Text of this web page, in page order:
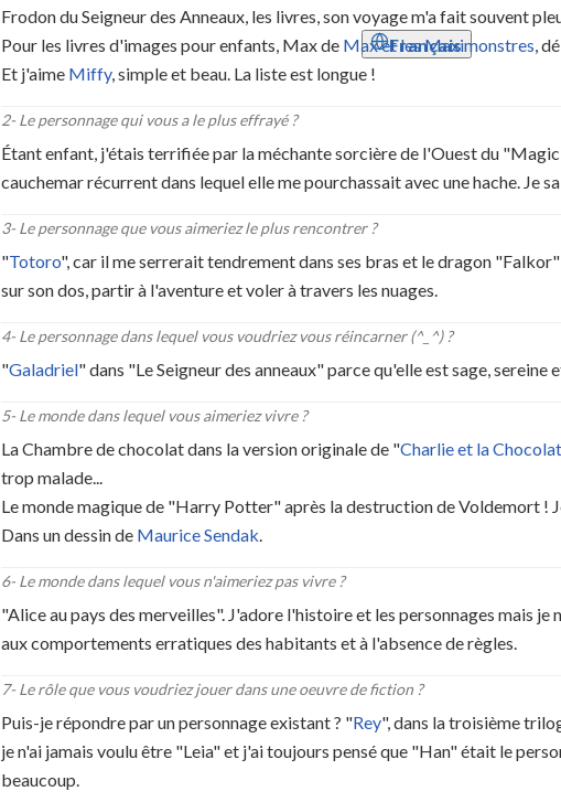
Français
Frodon du Seigneur des Anneaux, les livres, son voyage m'a fait souvent
Pour les livres d'images pour enfants, Max de Max et les Maximonstres,
Et j'aime Miffy, simple et beau. La liste est longue !
2-Le personnage qui vous a le plus effrayé ?
Étant enfant, j'étais terrifiée par la méchante sorcière de l'Ouest du
cauchemar récurrent dans lequel elle me pourchassait avec une hache. Je
3-Le personnage que vous aimeriez le plus rencontrer ?
"Totoro", car il me serrerait tendrement dans ses bras et le dragon
sur son dos, partir à l'aventure et voler à travers les nuages.
4-Le personnage dans lequel vous voudriez vous réincarner (^_^) ?
"Galadriel" dans "Le Seigneur des anneaux" parce qu'elle est sage, sereine
5-Le monde dans lequel vous aimeriez vivre ?
La Chambre de chocolat dans la version originale de "Charlie et la
trop malade...
Le monde magique de "Harry Potter" après la destruction de Voldemort !
Dans un dessin de Maurice Sendak.
6-Le monde dans lequel vous n'aimeriez pas vivre ?
"Alice au pays des merveilles". J'adore l'histoire et les personnages mais je
aux comportements erratiques des habitants et à l'absence de règles.
7-Le rôle que vous voudriez jouer dans une oeuvre de fiction ?
Puis-je répondre par un personnage existant ? "Rey", dans la troisième
je n'ai jamais voulu être "Leia" et j'ai toujours pensé que "Han" était le
beaucoup.